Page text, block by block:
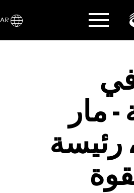
في
- مار
رئيسة